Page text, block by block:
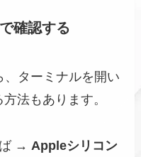
確認する
ターミナルを開い
法もあります。
→ Appleシリコン